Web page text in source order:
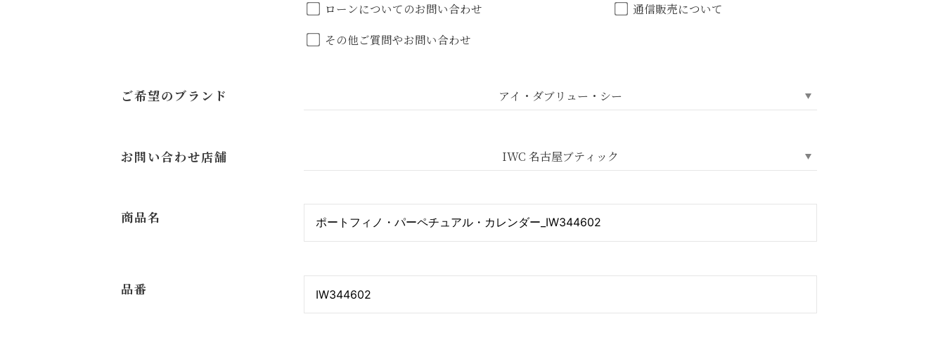
ローンについてのお問い合わせ
通信販売について
その他ご質問やお問い合わせ
ご希望のブランド
お問い合わせ店舗
商品名
品番